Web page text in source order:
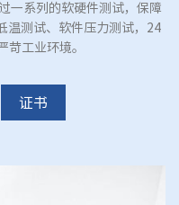
一系列的软硬件测试，保障
温测试、软件压力测试，24
苛工业环境。
证书